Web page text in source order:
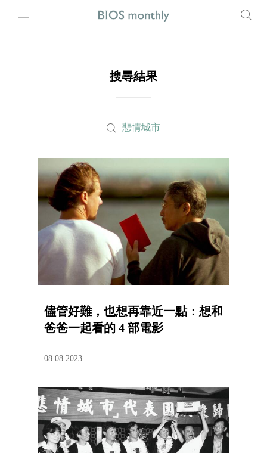
搜尋結果
悲情城市
儘管好難，也想再靠近一點：想和
爸爸一起看的 4 部電影
08.08.2023